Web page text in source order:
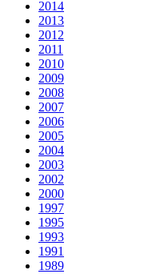
2014
2013
2012
2011
2010
2009
2008
2007
2006
2005
2004
2003
2002
2000
1997
1995
1993
1991
1989